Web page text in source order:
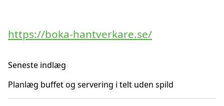
https://boka-hantverkare.se/
Seneste indlæg
Planlæg buffet og servering i telt uden spild